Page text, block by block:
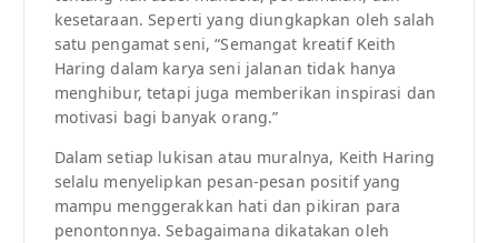
kesetaraan. Seperti yang diungkapkan oleh salah
satu pengamat seni, “Semangat kreatif Keith
Haring dalam karya seni jalanan tidak hanya
menghibur, tetapi juga memberikan inspirasi dan
motivasi bagi banyak orang.”
Dalam setiap lukisan atau muralnya, Keith Haring
selalu menyelipkan pesan-pesan positif yang
mampu menggerakkan hati dan pikiran para
penontonnya. Sebagaimana dikatakan oleh